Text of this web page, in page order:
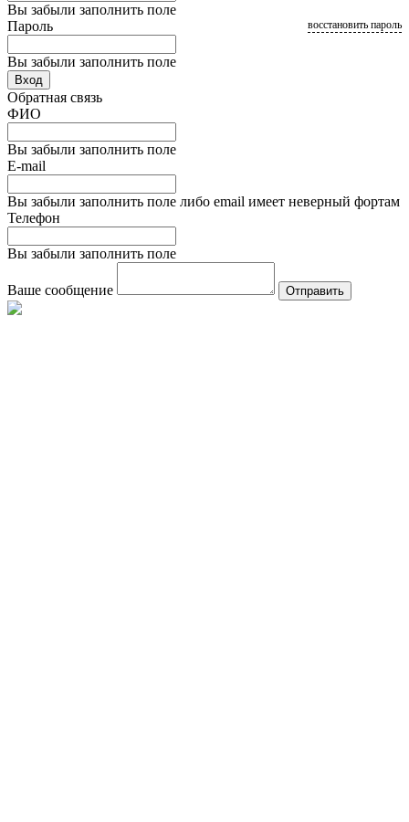
Вы забыли заполнить поле
Пароль
Вы забыли заполнить поле
восстановить пароль
Вход
Обратная связь
ФИО
Вы забыли заполнить поле
E-mail
Вы забыли заполнить поле либо email имеет неверный фортам
Телефон
Вы забыли заполнить поле
Ваше сообщение Отправить